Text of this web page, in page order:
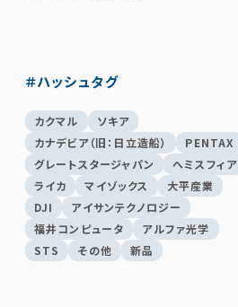
＃ハッシュタグ
カクマル
ソキア
カナデビア（旧：日立造船）
PENTAX
グレートスタージャパン
へミスフィア
ライカ
マイゾックス
大平産業
DJI
アイサンテクノロジー
福井コンピュータ
アルファ光学
STS
その他 新品